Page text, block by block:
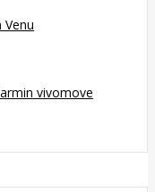
Venu
vivomove